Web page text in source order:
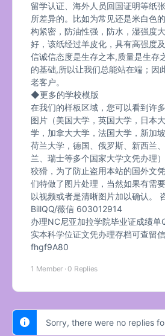
留学认证、海外人员回国证明等纸
所差异的。比如为常见还是米白色
构紧密，防油性强，防水，湿强度
好，该纸经过羊皮化，具有高强度
信诚信态度是生存之本,质量是生存
的基础,所以让我们总能站在端；因
老客户。
◆更多的学校模版
在我们的样板区域，您可以看到许
图片（美国大学，英国大学，日本
学，加拿大大学，法国大学，新加
荷兰大学，德国、俄罗斯、新西兰
兰、瑞士等多个国家大学文凭办理
狡猾，为了防止盗用本站的国外文
们特做了图片处理，当然如果有需
以视频或者是清晰图片加以确认。
BillQQ/薇信 603012914
办理NC尼亚加拉学院毕业证成绩单
实本科学位证文凭办理存档可查留
fhgf9A80
1 Member · 0 Replies
Sorry, there were no replies